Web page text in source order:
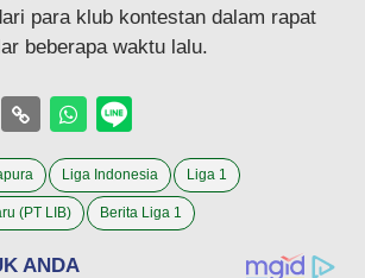
para klub kontestan dalam rapat
beberapa waktu lalu.
Liga Indonesia Liga 1
(PT LIB) Berita Liga 1